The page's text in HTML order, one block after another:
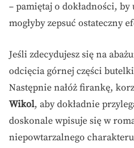
– pamiętaj o dokładności,
mogłyby zepsuć ostateczny
Jeśli zdecydujesz się na
odcięcia górnej części
Następnie nałóż firankę,
Wikol, aby dokładnie
doskonale wpisuje się w
niepowtarzalnego